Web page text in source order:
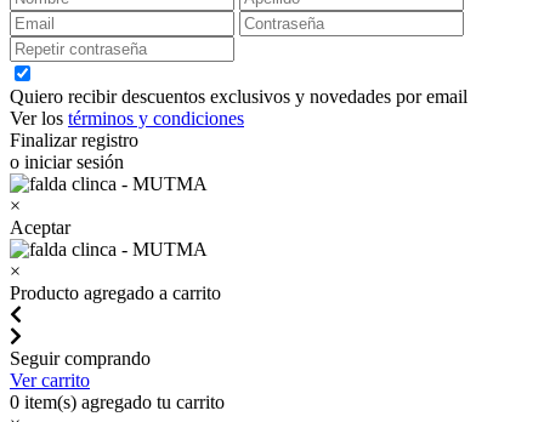
Quiero recibir descuentos exclusivos y novedades por email
Ver los términos y condiciones
Finalizar registro
o iniciar sesión
×
Aceptar
×
Producto agregado a carrito
Seguir comprando
Ver carrito
0 item(s) agregado tu carrito